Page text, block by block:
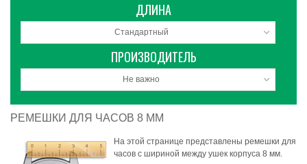
ДЛИНА
Стандартный
ПРОИЗВОДИТЕЛЬ
Не важно
РЕМЕШКИ ДЛЯ ЧАСОВ 8 ММ
На этой странице представлены ремешки для
часов с шириной между ушек корпуса 8 мм.